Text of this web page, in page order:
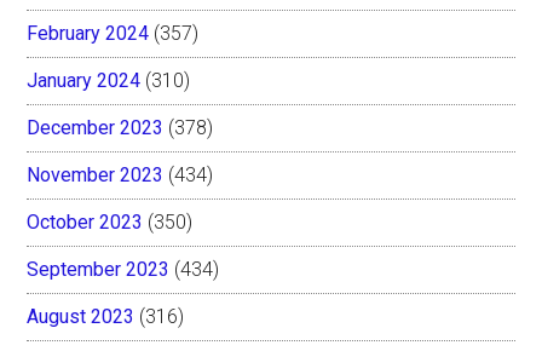
February 2024 (357)
January 2024 (310)
December 2023 (378)
November 2023 (434)
October 2023 (350)
September 2023 (434)
August 2023 (316)